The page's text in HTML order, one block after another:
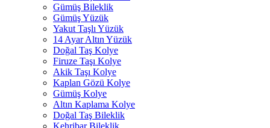
Gümüş Bileklik
Gümüş Yüzük
Yakut Taşlı Yüzük
14 Ayar Altın Yüzük
Doğal Taş Kolye
Firuze Taşı Kolye
Akik Taşı Kolye
Kaplan Gözü Kolye
Gümüş Kolye
Altın Kaplama Kolye
Doğal Taş Bileklik
Kehribar Bileklik